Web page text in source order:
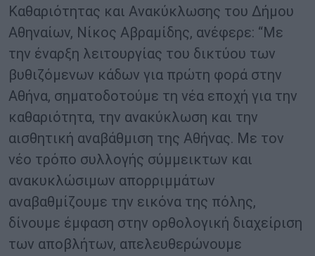
Καθαριότητας και Ανακύκλωσης του Δήμου
Αθηναίων, Νίκος Αβραμίδης, ανέφερε: “Με
την έναρξη λειτουργίας του δικτύου των
βυθιζόμενων κάδων για πρώτη φορά στην
Αθήνα, σηματοδοτούμε τη νέα εποχή για την
καθαριότητα, την ανακύκλωση και την
αισθητική αναβάθμιση της Αθήνας. Με τον
νέο τρόπο συλλογής σύμμεικτων και
ανακυκλώσιμων απορριμμάτων
αναβαθμίζουμε την εικόνα της πόλης,
δίνουμε έμφαση στην ορθολογική διαχείριση
των αποβλήτων, απελευθερώνουμε